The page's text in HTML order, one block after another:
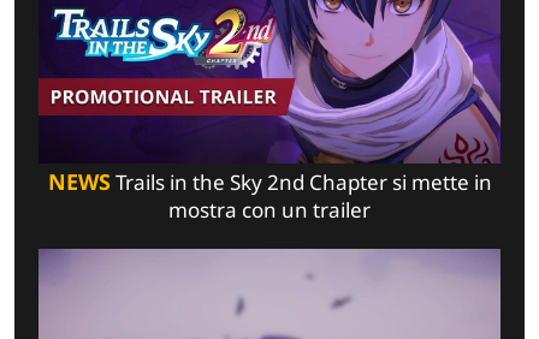
NEWSTrails in the Sky 2nd Chapter si mette in
mostra con un trailer